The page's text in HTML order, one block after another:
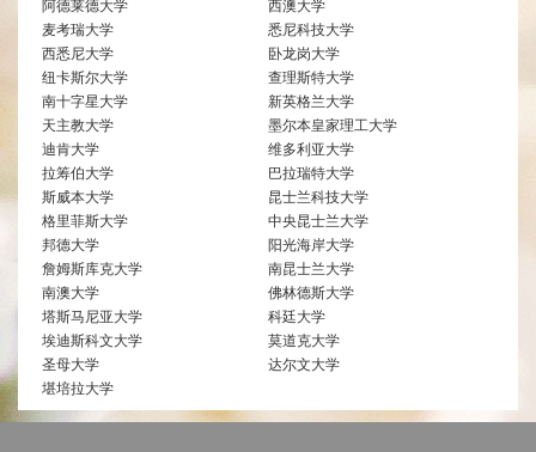
阿德莱德大学
西澳大学
麦考瑞大学
悉尼科技大学
西悉尼大学
卧龙岗大学
纽卡斯尔大学
查理斯特大学
南十字星大学
新英格兰大学
天主教大学
墨尔本皇家理工大学
迪肯大学
维多利亚大学
拉筹伯大学
巴拉瑞特大学
斯威本大学
昆士兰科技大学
格里菲斯大学
中央昆士兰大学
邦德大学
阳光海岸大学
詹姆斯库克大学
南昆士兰大学
南澳大学
佛林德斯大学
塔斯马尼亚大学
科廷大学
埃迪斯科文大学
莫道克大学
圣母大学
达尔文大学
堪培拉大学